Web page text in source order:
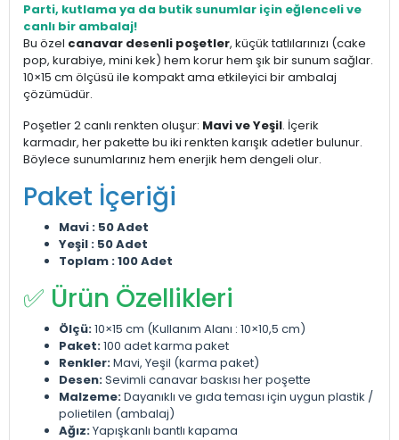
Parti, kutlama ya da butik sunumlar için eğlenceli ve
canlı bir ambalaj!
Bu özel canavar desenli poşetler, küçük tatlılarınızı (cake
pop, kurabiye, mini kek) hem korur hem şık bir sunum sağlar.
10×15 cm ölçüsü ile kompakt ama etkileyici bir ambalaj
çözümüdür.
Poşetler 2 canlı renkten oluşur: Mavi ve Yeşil. İçerik
karmadır, her pakette bu iki renkten karışık adetler bulunur.
Böylece sunumlarınız hem enerjik hem dengeli olur.
Paket İçeriği
Mavi : 50 Adet
Yeşil : 50 Adet
Toplam : 100 Adet
✅ Ürün Özellikleri
Ölçü:10×15 cm (Kullanım Alanı : 10×10,5 cm)
Paket:100 adet karma paket
Renkler:Mavi, Yeşil (karma paket)
Desen:Sevimli canavar baskısı her poşette
Malzeme:Dayanıklı ve gıda teması için uygun plastik /
polietilen (ambalaj)
Ağız:Yapışkanlı bantlı kapama